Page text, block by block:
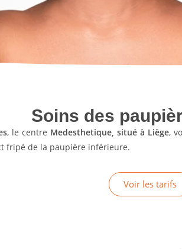
Soins des
, le centre Medesthetique, situé à Liège,
fripé de la paupière inférieure.
Voir les tarifs